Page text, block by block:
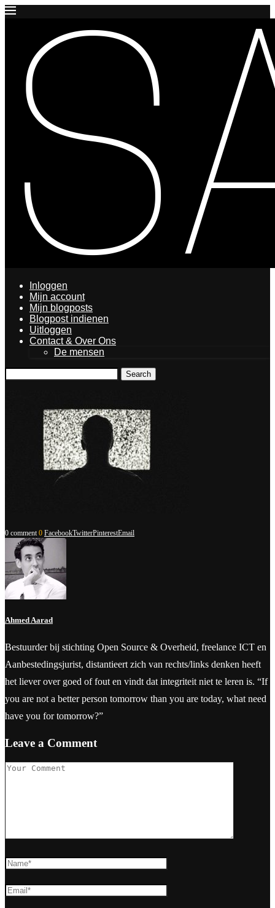
Inloggen
Mijn account
Mijn blogposts
Blogpost indienen
Uitloggen
Contact & Over Ons
De mensen
Search
0 comment 0 FacebookTwitterPinterestEmail
Ahmed Aarad
Bestuurder bij stichting Open Source & Overheid, freelance ICT en
Aanbestedingsjurist, distantieert zich van rechts/links denken heeft
het liever over goed of fout en vindt dat integriteit niet te leren is. “If
you are not a better person tomorrow than you are today, what need
have you for tomorrow?”
Leave a Comment